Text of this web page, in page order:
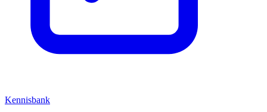
Kennisbank